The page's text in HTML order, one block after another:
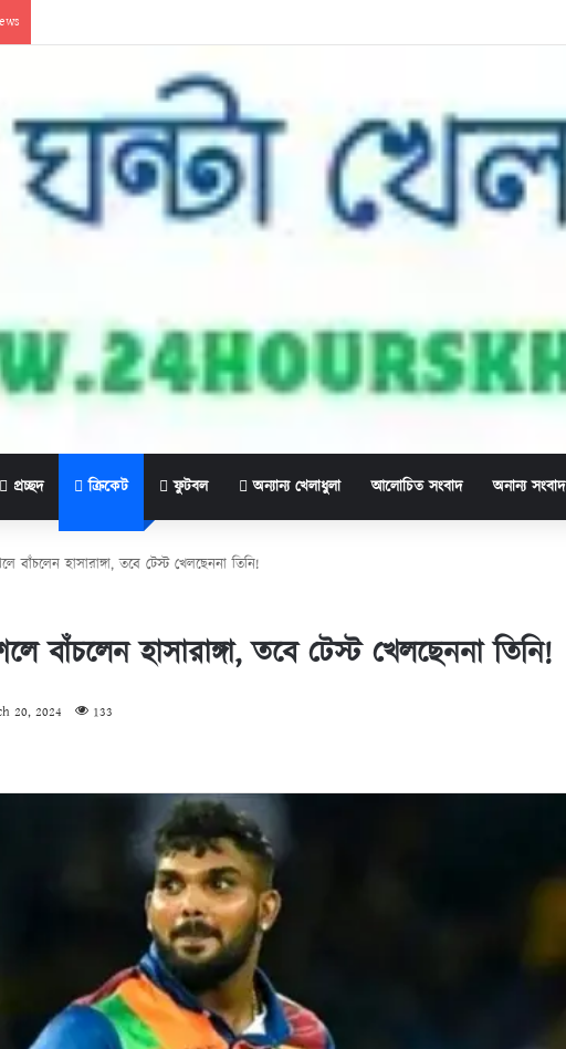
প্রচ্ছদ ক্রিকেট ফুটবল অন্যান্য খেলাধুলা আলোচিত সংবাদ অনান্য সংবাদ
বাঁচলেন হাসারাঙ্গা, তবে টেস্ট খেলছেননা তিনি!
বাঁচলেন হাসারাঙ্গা, তবে টেস্ট খেলছেননা তিনি!
20, 2024 133